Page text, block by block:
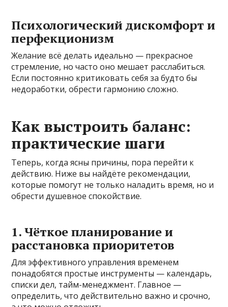
Психологический дискомфорт и
перфекционизм
Желание всё делать идеально — прекрасное
стремление, но часто оно мешает расслабиться.
Если постоянно критиковать себя за будто бы
недоработки, обрести гармонию сложно.
Как выстроить баланс:
практические шаги
Теперь, когда ясны причины, пора перейти к
действию. Ниже вы найдёте рекомендации,
которые помогут не только наладить время, но и
обрести душевное спокойствие.
1. Чёткое планирование и
расстановка приоритетов
Для эффективного управления временем
понадобятся простые инструменты — календарь,
списки дел, тайм-менеджмент. Главное —
определить, что действительно важно и срочно,